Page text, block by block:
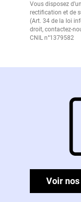
Vous disposez
rectification et de
(Art. 34 de la loi
droit, contactez-
CNIL n°1379582
Voir